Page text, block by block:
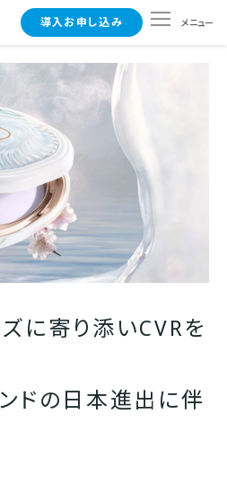
導入お申し込み メニュー
に寄り添いCVRを
ドの日本進出に伴